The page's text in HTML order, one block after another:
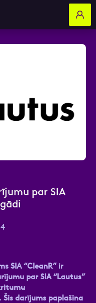
par SIA
SIA “CleanR” ir
par SIA “Lautus”
Šis darījums paplašina